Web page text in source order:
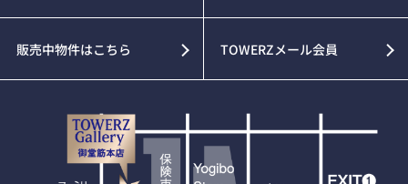
販売中物件はこちら TOWERZメール会員